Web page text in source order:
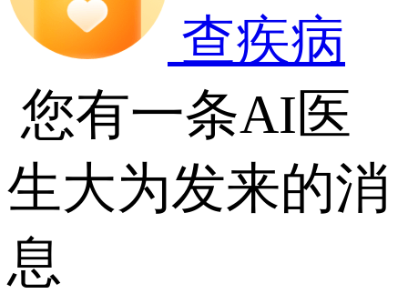
查疾病
您有一条AI医
生大为发来的消
息